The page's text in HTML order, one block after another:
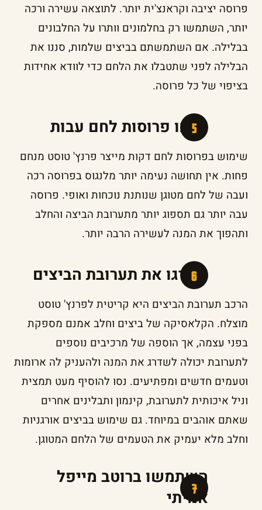
פרוסה יציבה וקראנצ'ית יותר. לתוצאה עשירה ורכה
יותר, השתמשו רק בחלמונים וותרו על החלבונים
בבלילה. אם השתמשתם בביצים שלמות, סננו את
הבלילה לפני שתטבלו את הלחם כדי לוודא אחידות
בציפוי של כל פרוסה.
חתכו פרוסות לחם עבות
שימוש בפרוסות לחם דקות מייצר פרנץ' טוסט מנחם
פחות. אין תחושה נעימה יותר מלנגוס בפרוסה רכה
ועבה של לחם מטוגן שנותנת נוכחות ואופי. פרוסה
עבה יותר גם תספוג יותר מתערובת הביצה והחלב
ותהפוך את המנה לעשירה הרבה יותר.
שדרגו את תערובת הביצים
הרכב תערובת הביצים היא קריטית לפרנץ' טוסט
מוצלח. הקלאסיקה של ביצים וחלב אמנם מספקת
בפני עצמה, אך הוספה של מרכיבים נוספים
לתערובת יכולה לשדרג את המנה ולהעניק לה ארומות
וטעמים חדשים ומפתיעים. נסו להוסיף מעט תמצית
וניל איכותית לתערובת, קינמון ותבלינים אחרים
שאתם אוהבים במיוחד. גם שימוש בביצים אורגניות
וחלב מלא יעמיק את הטעמים של הלחם המטוגן.
השתמשו ברוטב מייפל
אמיתי